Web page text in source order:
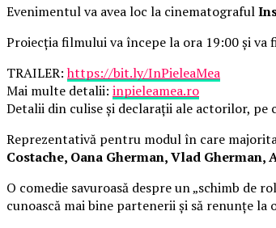
Evenimentul va avea loc la cinematograful
Proiecția filmului va începe la ora 19:00 și va
TRAILER:https://bit.ly/InPieleaMea
Mai multe detalii: inpieleamea.ro
Detalii din culise și declarații ale actorilor, pe
Reprezentativă pentru modul în care
Costache, Oana Gherman, Vlad
O comedie savuroasă despre un „schimb de
cunoască mai bine partenerii și să renunțe la